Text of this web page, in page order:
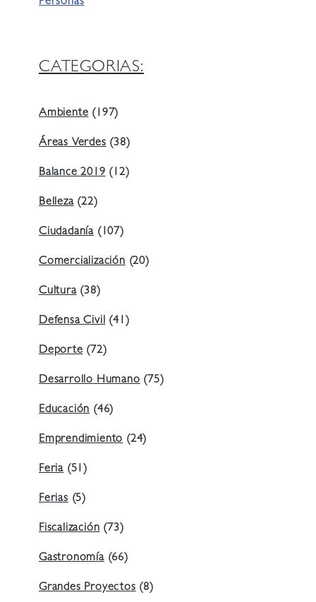
Personas
CATEGORIAS:
Ambiente(197)
Áreas Verdes(38)
Balance 2019(12)
Belleza(22)
Ciudadanía (107)
Comercialización(20)
Cultura(38)
Defensa Civil(41)
Deporte(72)
Desarrollo Humano(75)
Educación(46)
Emprendimiento(24)
Feria (51)
Ferias(5)
Fiscalización(73)
Gastronomía(66)
Grandes Proyectos(8)